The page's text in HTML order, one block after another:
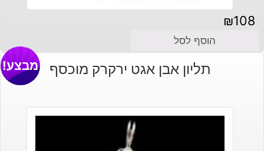
₪108
הוסף לסל
תליון אבן אגט ירקרק מוכסף מבצע!